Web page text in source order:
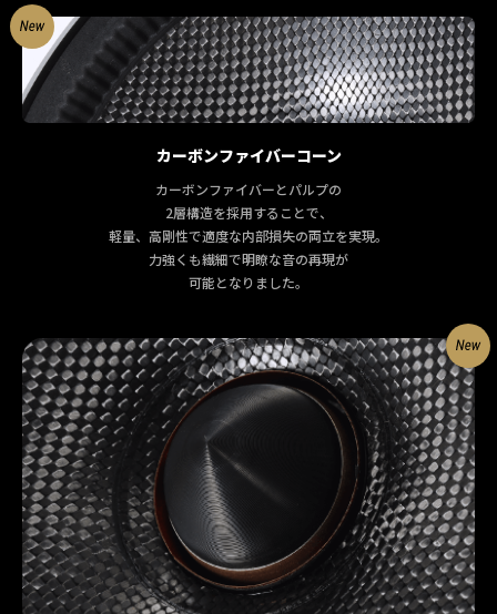
カーボンファイバーコーン
カーボンファイバーとパルプの
2層構造を採用することで、
軽量、高剛性で適度な内部損失の両立を実現。
力強くも繊細で明瞭な音の再現が
可能となりました。